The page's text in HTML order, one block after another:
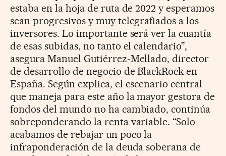
estaba en la hoja de ruta de 2022 y esperamos
sean progresivos y muy telegrafiados a los
inversores. Lo importante será ver la cuantía
de esas subidas, no tanto el calendario”,
asegura Manuel Gutiérrez-Mellado, director
de desarrollo de negocio de BlackRock en
España. Según explica, el escenario central
que maneja para este año la mayor gestora de
fondos del mundo no ha cambiado, continúa
sobreponderando la renta variable. “Solo
acabamos de rebajar un poco la
infraponderación de la deuda soberana de